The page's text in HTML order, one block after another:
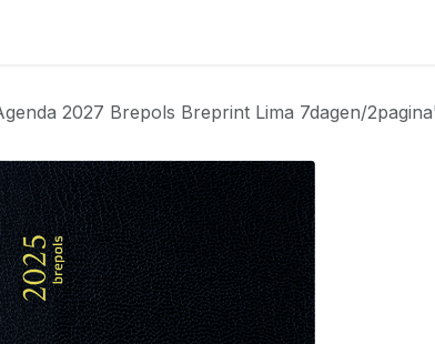
2027 Brepols Breprint Lima 7dagen/